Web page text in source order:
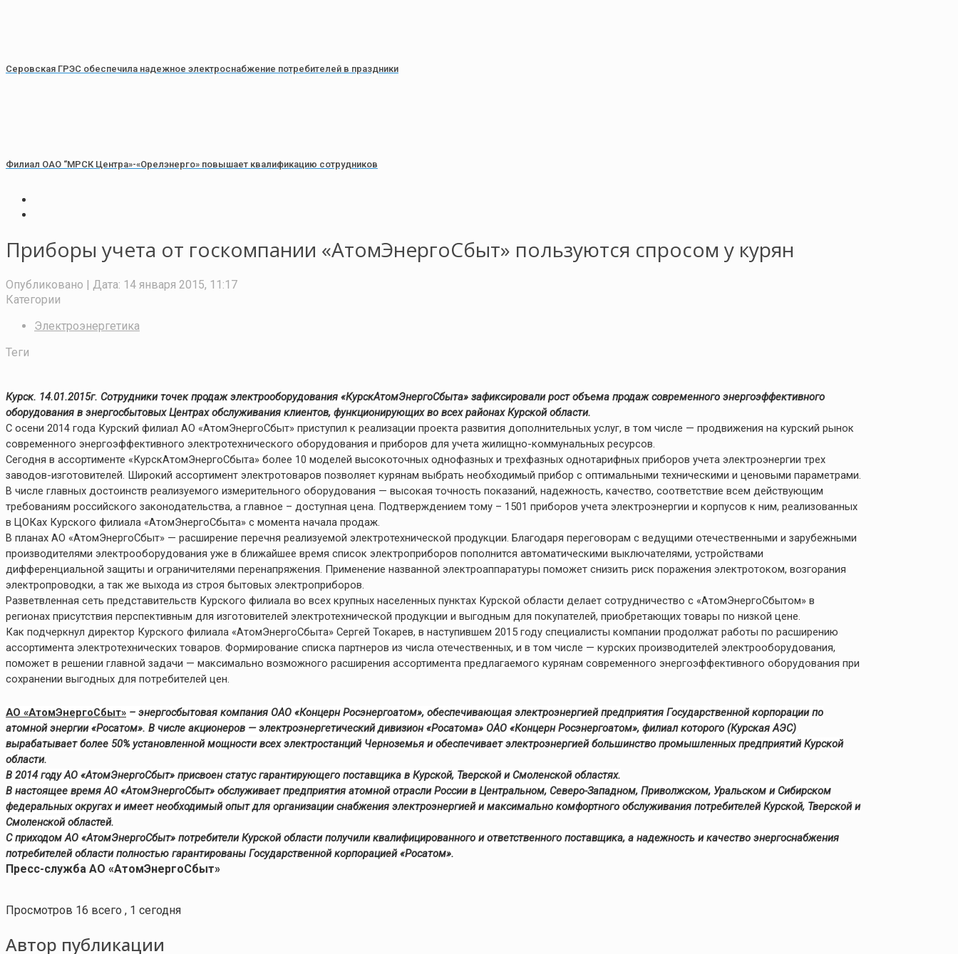
Серовская ГРЭС обеспечила надежное электроснабжение потребителей в праздники
Филиал ОАО “МРСК Центра»-«Орелэнерго» повышает квалификацию сотрудников
Приборы учета от госкомпании «АтомЭнергоСбыт» пользуются спросом у курян
Опубликовано | Дата: 14 января 2015, 11:17
Категории
Электроэнергетика
Теги
Курск. 14.01.2015г. Сотрудники точек продаж электрооборудования «КурскАтомЭнергоСбыта» зафиксировали рост объема продаж современного энергоэффективного
оборудования в энергосбытовых Центрах обслуживания клиентов, функционирующих во всех районах Курской области.
С осени 2014 года Курский филиал АО «АтомЭнергоСбыт» приступил к реализации проекта развития дополнительных услуг, в том числе — продвижения на курский рынок
современного энергоэффективного электротехнического оборудования и приборов для учета жилищно-коммунальных ресурсов.
Сегодня в ассортименте «КурскАтомЭнергоСбыта» более 10 моделей высокоточных однофазных и трехфазных однотарифных приборов учета электроэнергии трех
заводов-изготовителей. Широкий ассортимент электротоваров позволяет курянам выбрать необходимый прибор с оптимальными техническими и ценовыми параметрами.
В числе главных достоинств реализуемого измерительного оборудования — высокая точность показаний, надежность, качество, соответствие всем действующим
требованиям российского законодательства, а главное – доступная цена. Подтверждением тому – 1501 приборов учета электроэнергии и корпусов к ним, реализованных
в ЦОКах Курского филиала «АтомЭнергоСбыта» с момента начала продаж.
В планах АО «АтомЭнергоСбыт» — расширение перечня реализуемой электротехнической продукции. Благодаря переговорам с ведущими отечественными и зарубежными
производителями электрооборудования уже в ближайшее время список электроприборов пополнится автоматическими выключателями, устройствами
дифференциальной защиты и ограничителями перенапряжения. Применение названной электроаппаратуры поможет снизить риск поражения электротоком, возгорания
электропроводки, а так же выхода из строя бытовых электроприборов.
Разветвленная сеть представительств Курского филиала во всех крупных населенных пунктах Курской области делает сотрудничество с «АтомЭнергоСбытом» в
регионах присутствия перспективным для изготовителей электротехнической продукции и выгодным для покупателей, приобретающих товары по низкой цене.
Как подчеркнул директор Курского филиала «АтомЭнергоСбыта» Сергей Токарев, в наступившем 2015 году специалисты компании продолжат работы по расширению
ассортимента электротехнических товаров. Формирование списка партнеров из числа отечественных, и в том числе — курских производителей электрооборудования,
поможет в решении главной задачи — максимально возможного расширения ассортимента предлагаемого курянам современного энергоэффективного оборудования при
сохранении выгодных для потребителей цен.
АО «АтомЭнергоСбыт» – энергосбытовая компания ОАО «Концерн Росэнергоатом», обеспечивающая электроэнергией предприятия Государственной корпорации по
атомной энергии «Росатом». В числе акционеров — электроэнергетический дивизион «Росатома» ОАО «Концерн Росэнергоатом», филиал которого (Курская АЭС)
вырабатывает более 50% установленной мощности всех электростанций Черноземья и обеспечивает электроэнергией большинство промышленных предприятий Курской
области.
В 2014 году АО «АтомЭнергоСбыт» присвоен статус гарантирующего поставщика в Курской, Тверской и Смоленской областях.
В настоящее время АО «АтомЭнергоСбыт» обслуживает предприятия атомной отрасли России в Центральном, Северо-Западном, Приволжском, Уральском и Сибирском
федеральных округах и имеет необходимый опыт для организации снабжения электроэнергией и максимально комфортного обслуживания потребителей Курской, Тверской и
Смоленской областей.
С приходом АО «АтомЭнергоСбыт» потребители Курской области получили квалифицированного и ответственного поставщика, а надежность и качество энергоснабжения
потребителей области полностью гарантированы Государственной корпорацией «Росатом».
Пресс-служба АО «АтомЭнергоСбыт»
Просмотров 16 всего , 1 сегодня
Автор публикации